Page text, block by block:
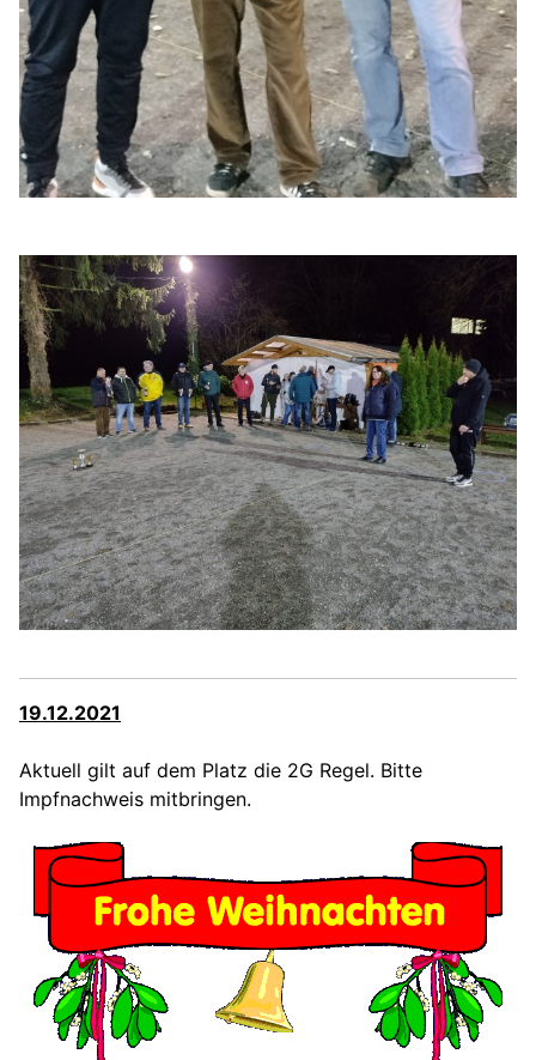
19.12.2021
Aktuell gilt auf dem Platz die 2G Regel. Bitte
Impfnachweis mitbringen.